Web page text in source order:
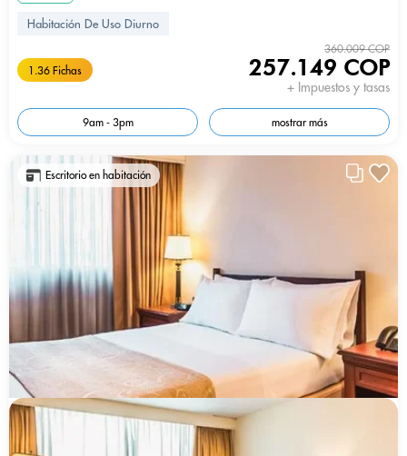
Habitación De Uso Diurno
1.36 Fichas
360.009 COP
257.149 COP
+ Impuestos y tasas
9am - 3pm mostrar más
Escritorio en habitación